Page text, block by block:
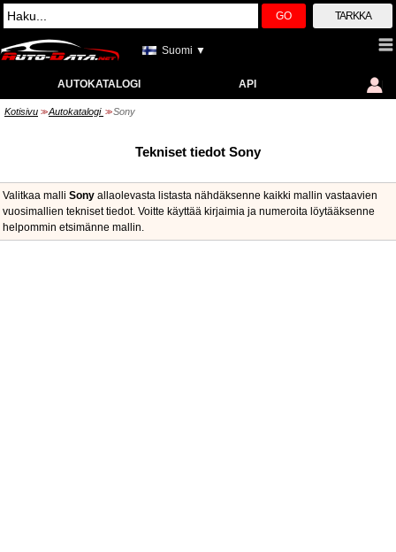
GO TARKKA
Suomi ▼
AUTOKATALOGI API
Kotisivu >> Autokatalogi >> Sony
Tekniset tiedot Sony
Valitkaa malli Sony allaolevasta listasta nähdäksenne kaikki mallin vastaavien
vuosimallien tekniset tiedot. Voitte käyttää kirjaimia ja numeroita löytääksenne
helpommin etsimänne mallin.